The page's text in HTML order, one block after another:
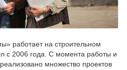
работает на строительном
с 2006 года. С момента работы и
множество проектов